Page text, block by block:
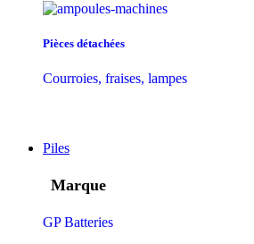
Pièces détachées
Courroies, fraises, lampes
Piles
Marque
GP Batteries